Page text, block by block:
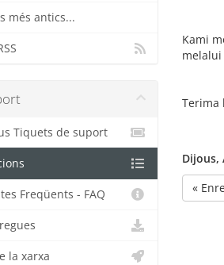
més antics...
Kami
melalui
Terima
Dijous,
«
Tiquets de suport
Freqüents - FAQ
la xarxa